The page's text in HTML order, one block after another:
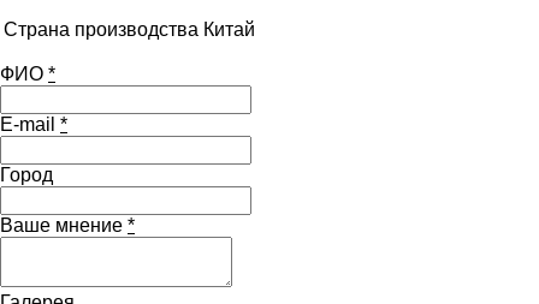
Страна производства Китай
ФИО *
E-mail *
Город
Ваше мнение *